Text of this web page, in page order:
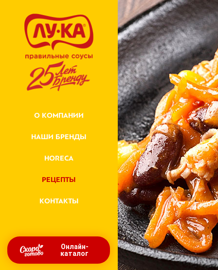
О КОМПАНИИ
НАШИ БРЕНДЫ
HORECA
РЕЦЕПТЫ
КОНТАКТЫ
Онлайн-
каталог